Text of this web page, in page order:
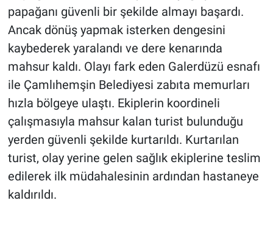
papağanı güvenli bir şekilde almayı başardı.
Ancak dönüş yapmak isterken dengesini
kaybederek yaralandı ve dere kenarında
mahsur kaldı. Olayı fark eden Galerdüzü esnafı
ile Çamlıhemşin Belediyesi zabıta memurları
hızla bölgeye ulaştı. Ekiplerin koordineli
çalışmasıyla mahsur kalan turist bulunduğu
yerden güvenli şekilde kurtarıldı. Kurtarılan
turist, olay yerine gelen sağlık ekiplerine teslim
edilerek ilk müdahalesinin ardından hastaneye
kaldırıldı.